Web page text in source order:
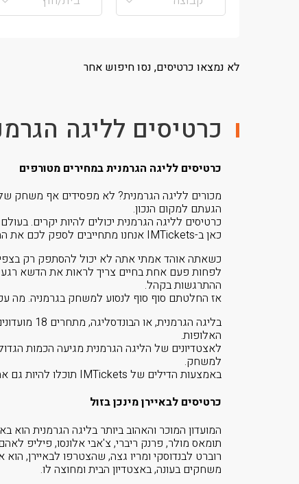
לא נמצאו כרטיסים, נסו חיפוש אחר
כרטיסים לליגה
כרטיסים לליגה הגרמנית במחירים מטורפים
מכורים לליגה הגרמנית? לא מפסידים אף משחק של
הגעתם למקום הנכון.
כרטיסים לליגה הגרמנית יכולים להיות יקרים.
כאן ב-IMTickets אנחנו מתחייבים לספק לכם את המחירים המשתלמים ביותר לכרטיסים לליגה הגרמנית.
כשאתה אוהד אמתי אתה לא יכול להסתפק רק
לפחות פעם אחת בחיים צריך לראות את הדשא
ההתרגשות בקהל.
אז החלטתם סוף סוף לנסוע למשחק בגרמניה. מה
בליגה
האלופות.
למשחק.
באמצעות הדילים של IMTickets תוכלו להיות גם אתם חלק מהם – ביציע או על הדשא – במחירים הטובים ביותר בשוק.
כרטיסים לבאיירן מינכן בזול
המועדון המוכר והאהוב ביותר בליגה הגרמנית הוא
תומאס מולר, פרנק ריברי, צ'אבי אלונסו, פיליפ
רוברט לבנדוסקי ומריו גצה, שהצטרפו לבאיירן,
משחקים בעונה, באצטדיון הבית ומחוצה לו.